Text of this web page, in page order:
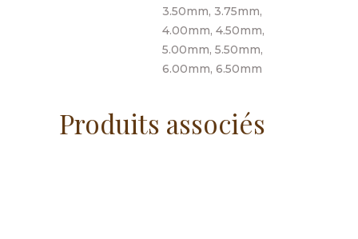
3.50mm, 3.75mm,
4.00mm, 4.50mm,
5.00mm, 5.50mm,
6.00mm, 6.50mm
Produits associés